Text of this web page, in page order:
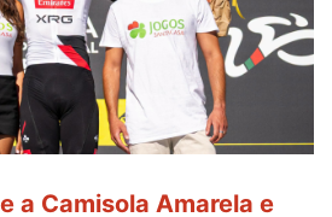
a Camisola Amarela e